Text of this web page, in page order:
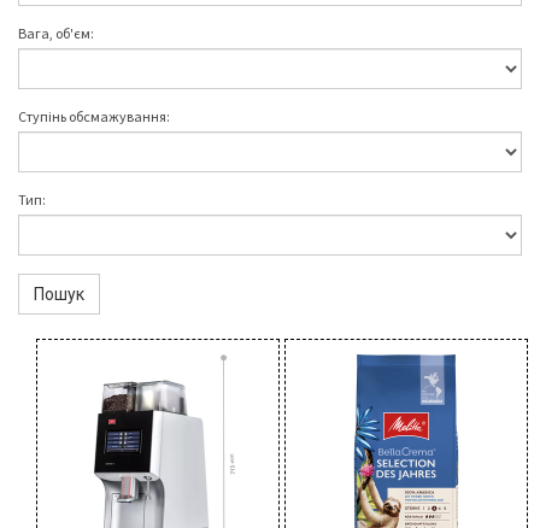
Вага, об'єм:
Ступінь обсмажування:
Тип:
Пошук